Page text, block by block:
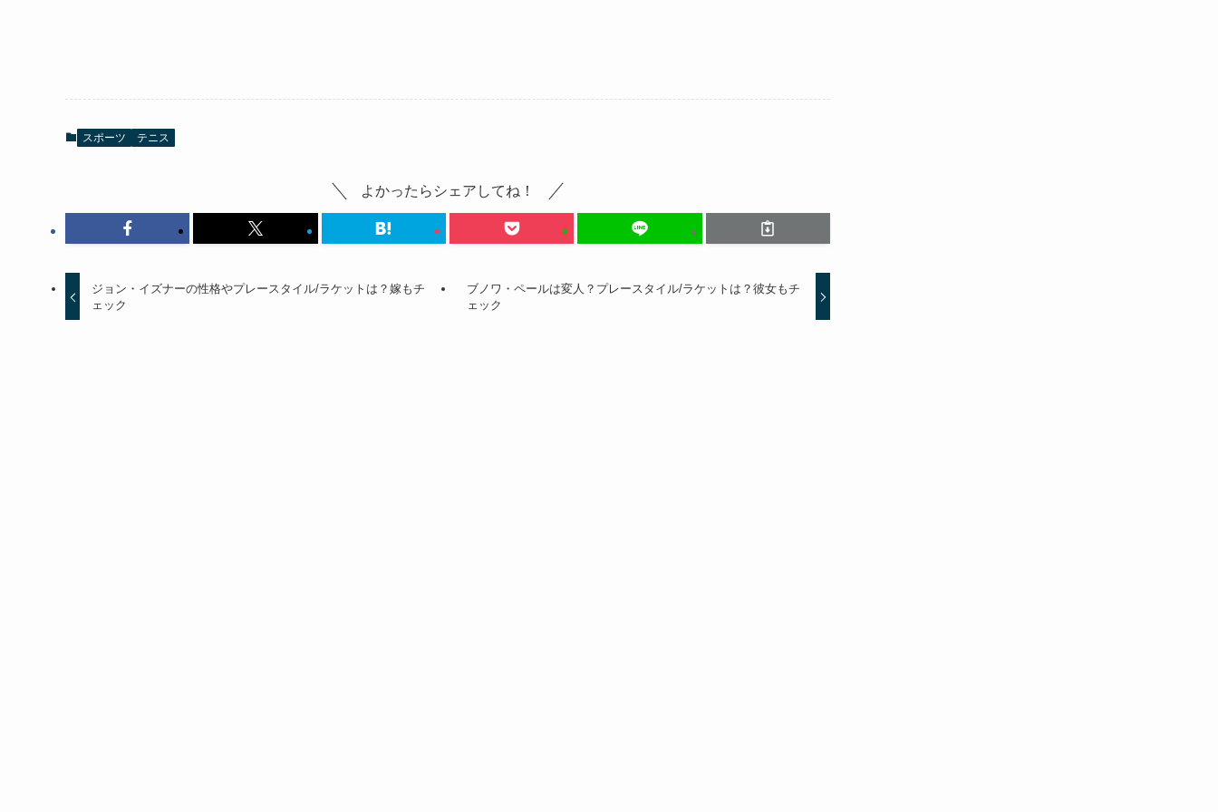
スポーツ テニス
よかったらシェアしてね！
ジョン・イズナーの性格やプレースタイル/ラケットは？嫁もチ
ェック
ブノワ・ペールは変人？プレースタイル/ラケットは？彼女もチ
ェック